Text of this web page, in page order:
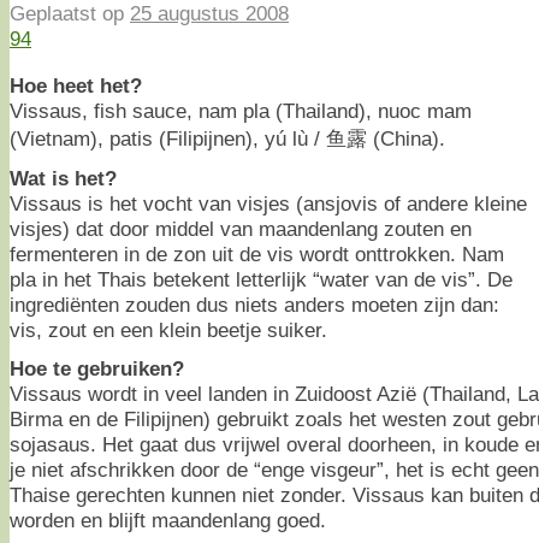
Geplaatst op 25 augustus 2008
94
Hoe heet het?
Vissaus, fish sauce, nam pla (Thailand), nuoc mam
(Vietnam), patis (Filipijnen), yú lù / 鱼露 (China).
Wat is het?
Vissaus is het vocht van visjes (ansjovis of andere kleine
visjes) dat door middel van maandenlang zouten en
fermenteren in de zon uit de vis wordt onttrokken. Nam
pla in het Thais betekent letterlijk “water van de vis”. De
ingrediënten zouden dus niets anders moeten zijn dan:
vis, zout en een klein beetje suiker.
Hoe te gebruiken?
Vissaus wordt in veel landen in Zuidoost Azië (Thailand,
Birma en de Filipijnen) gebruikt zoals het westen zout
sojasaus. Het gaat dus vrijwel overal doorheen, in koude
je niet afschrikken door de “enge visgeur”, het is echt
Thaise gerechten kunnen niet zonder. Vissaus kan buiten
worden en blijft maandenlang goed.